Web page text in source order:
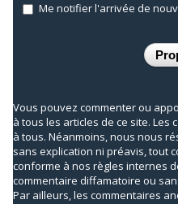
Me notifier l'arrivée de
Vous pouvez commenter ou
à tous les articles de ce site.
à tous. Néanmoins, nous nous
sans explication ni préavis, tout
conforme à nos règles internes
commentaire diffamatoire ou
Par ailleurs, les commentaires